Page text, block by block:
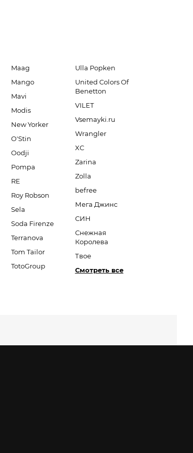
Maag
Mango
Mavi
Modis
New Yorker
O'Stin
Oodji
Pompa
RE
Roy Robson
Sela
Soda Firenze
Terranova
Tom Tailor
TotoGroup
Ulla Popken
United Colors Of
Benetton
VILET
Vsemayki.ru
Wrangler
XC
Zarina
Zolla
befree
Мега Джинс
СИН
Снежная
Королева
Твое
Смотреть все